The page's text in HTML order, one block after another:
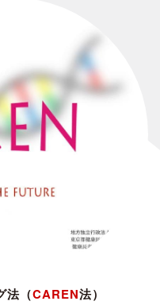
法（CAREN法）